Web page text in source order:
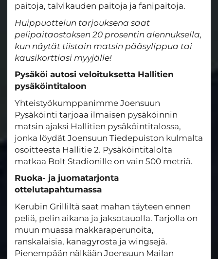
paitoja, talvikauden paitoja ja fanipaitoja.
Huippuottelun tarjouksena saat
pelipaitaostoksen 20 prosentin alennuksella,
kun näytät tiistain matsin pääsylippua tai
kausikorttiasi myyjälle!
Pysäköi autosi veloituksetta Hallitien
pysäköintitaloon
Yhteistyökumppanimme Joensuun
Pysäköinti tarjoaa ilmaisen pysäköinnin
matsin ajaksi Hallitien pysäköintitalossa,
jonka löydät Joensuun Tiedepuiston kulmalta
osoitteesta Hallitie 2. Pysäköintitalolta
matkaa Bolt Stadionille on vain 500 metriä.
Ruoka- ja juomatarjonta
ottelutapahtumassa
Kerubin Grilliltä saat mahan täyteen ennen
peliä, pelin aikana ja jaksotauolla. Tarjolla on
muun muassa makkaraperunoita,
ranskalaisia, kanagyrosta ja wingsejä.
Pienempään nälkään Joensuun Mailan